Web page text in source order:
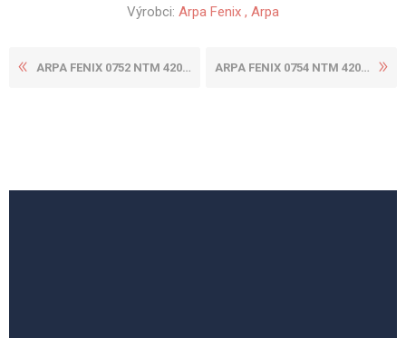
Výrobci: Arpa Fenix , Arpa
ARPA FENIX 0752 NTM 4200X16... ARPA FENIX 0754 NTM 4200X13...